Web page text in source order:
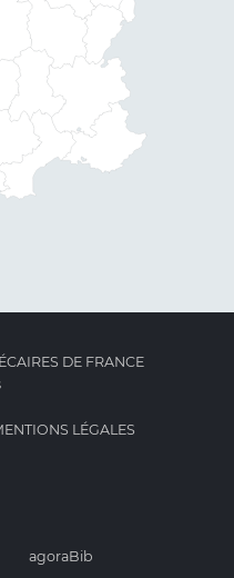
DE FRANCE
LÉGALES
agoraBib